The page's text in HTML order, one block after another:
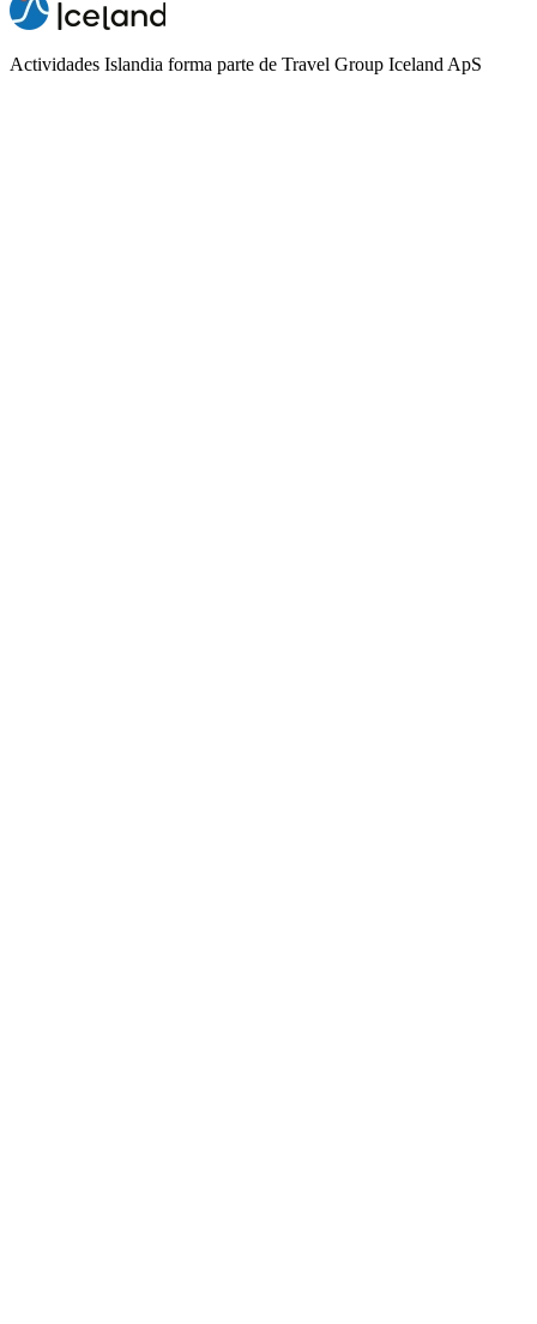
Actividades Islandia forma parte de Travel Group Iceland ApS